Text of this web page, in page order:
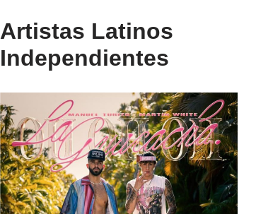
Artistas Latinos
Independientes